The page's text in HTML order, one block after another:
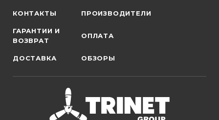
КОНТАКТЫ ПРОИЗВОДИТЕЛИ
ГАРАНТИИ И
ВОЗВРАТ
ОПЛАТА
ДОСТАВКА ОБЗОРЫ